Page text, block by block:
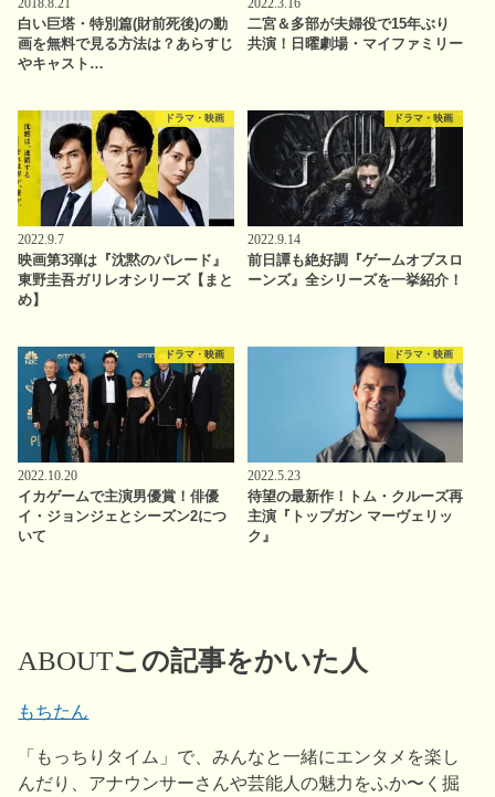
2018.8.21
白い巨塔・特別篇(財前死後)の動
画を無料で見る方法は？あらすじ
やキャスト…
2022.3.16
二宮＆多部が夫婦役で15年ぶり
共演！日曜劇場・マイファミリー
ドラマ・映画
2022.9.7
映画第3弾は『沈黙のパレード』
東野圭吾ガリレオシリーズ【まと
め】
ドラマ・映画
2022.9.14
前日譚も絶好調『ゲームオブスロ
ーンズ』全シリーズを一挙紹介！
ドラマ・映画
2022.10.20
イカゲームで主演男優賞！俳優
イ・ジョンジェとシーズン2につ
いて
ドラマ・映画
2022.5.23
待望の最新作！トム・クルーズ再
主演『トップガン マーヴェリッ
ク』
ABOUTこの記事をかいた人
もちたん
「もっちりタイム」で、みんなと一緒にエンタメを楽し
んだり、アナウンサーさんや芸能人の魅力をふか〜く掘